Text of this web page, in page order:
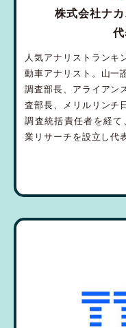
株式会社ナ
人気アナリストランキ
動車アナリスト。山一
調査部長、アライアン
査部長、メリルリンチ
調査統括責任者を経
業リサーチを設立し代